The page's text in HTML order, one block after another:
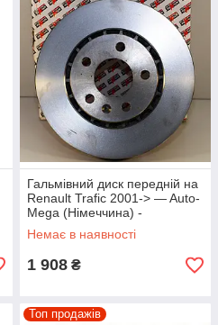
Гальмівний диск передній на
Renault Trafic 2001-> — Auto-
Mega (Німеччина) -
120051610
Немає в наявності
1 908 ₴
Топ продажів